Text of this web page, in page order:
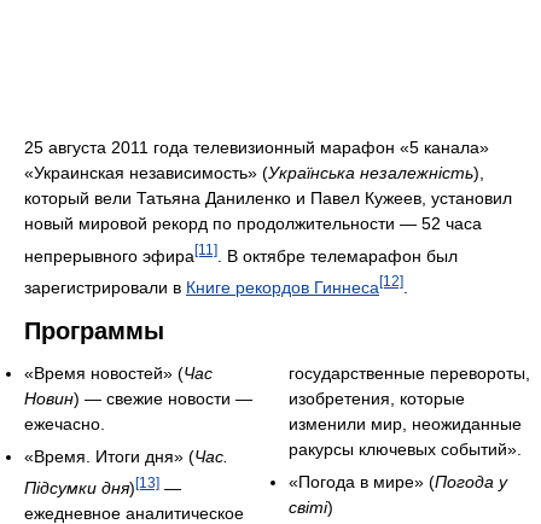
25 августа 2011 года телевизионный марафон «5 канала»
«Украинская независимость» (Українська незалежність),
который вели Татьяна Даниленко и Павел Кужеев, установил
новый мировой рекорд по продолжительности — 52 часа
непрерывного эфира[11]
. В октябре телемарафон был
зарегистрировали в Книге рекордов Гиннеса [12]
Программы
«Время новостей» (Час
Новин) — свежие новости —
ежечасно.
«Время. Итоги дня» (Час.
Підсумки дня)[13] —
ежедневное аналитическое
государственные перевороты,
изобретения, которые
изменили мир, неожиданные
ракурсы ключевых событий».
«Погода в мире» (Погода у
світі)